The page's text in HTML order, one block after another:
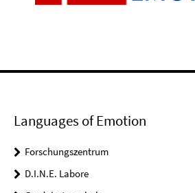
Languages of Emotion
Forschungszentrum
D.I.N.E. Labore